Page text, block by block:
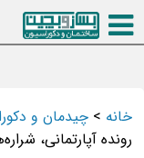
خانه>چیدمان و
رونده آپارتمانی،